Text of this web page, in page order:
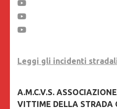
Leggi gli incidenti
A.M.C.V.S.
VITTIME DELLA STRADA